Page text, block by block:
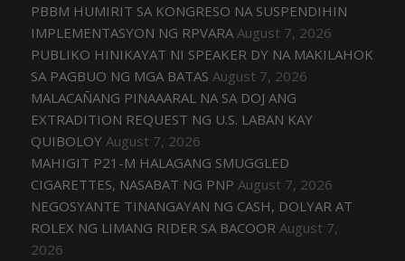
PBBM HUMIRIT SA KONGRESO NA SUSPENDIHIN
IMPLEMENTASYON NG RPVARA August 7, 2026
PUBLIKO HINIKAYAT NI SPEAKER DY NA MAKILAHOK
SA PAGBUO NG MGA BATAS August 7, 2026
MALACAÑANG PINAAARAL NA SA DOJ ANG
EXTRADITION REQUEST NG U.S. LABAN KAY
QUIBOLOY August 7, 2026
MAHIGIT P21-M HALAGANG SMUGGLED
CIGARETTES, NASABAT NG PNP August 7, 2026
NEGOSYANTE TINANGAYAN NG CASH, DOLYAR AT
ROLEX NG LIMANG RIDER SA BACOOR August 7,
2026